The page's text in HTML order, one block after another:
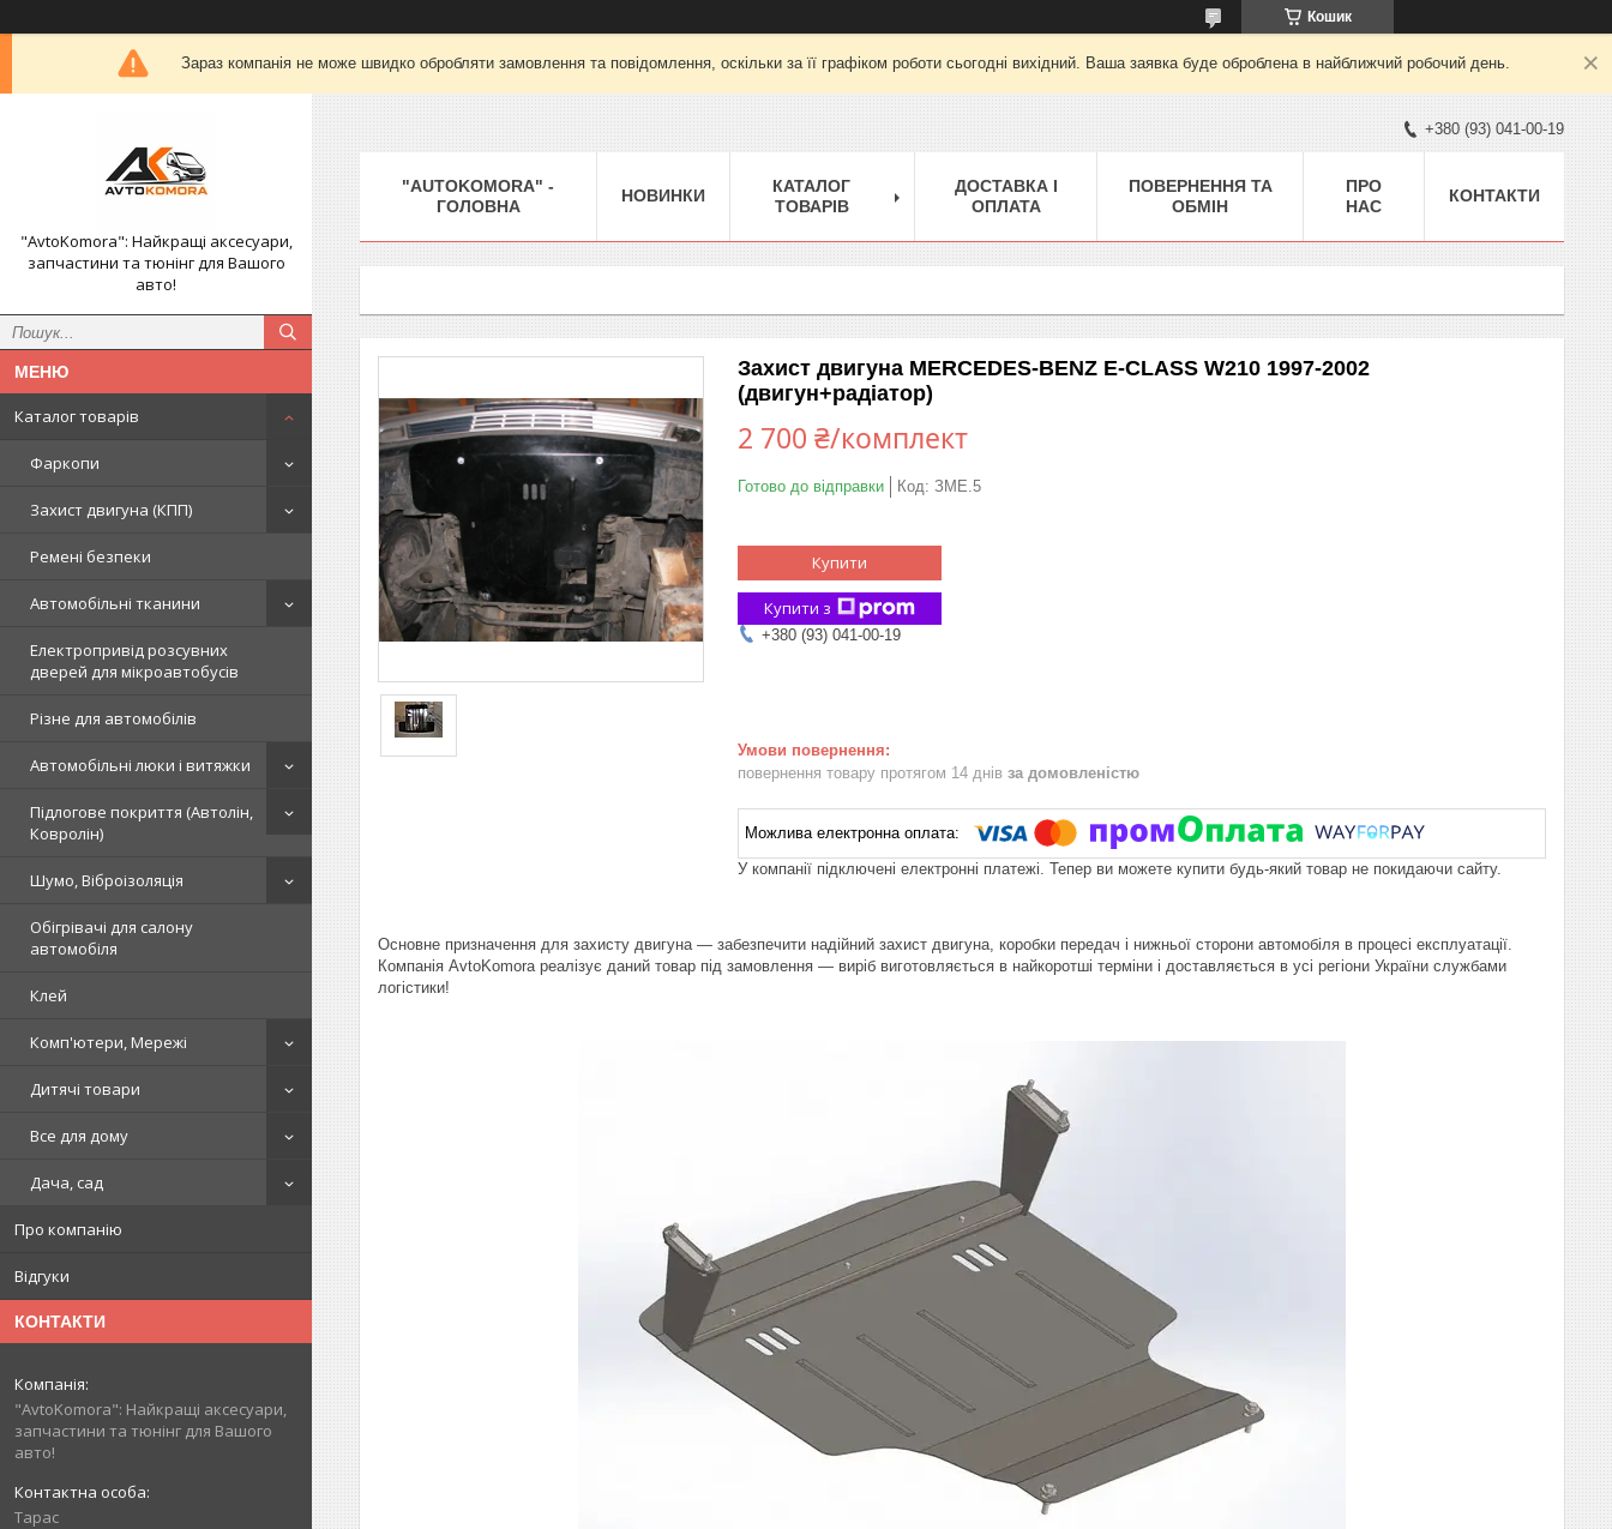
Кошик
Зараз компанія не може швидко обробляти замовлення та повідомлення, оскільки за її графіком роботи сьогодні вихідний. Ваша заявка буде оброблена в найближчий робочий день.
"AvtoKomora": Найкращі аксесуари,
запчастини та тюнінг для Вашого
авто!
Каталог товарів
Фаркопи
Захист двигуна (КПП)
Ремені безпеки
Автомобільні тканини
Електропривід розсувних
дверей для мікроавтобусів
Різне для автомобілів
Автомобільні люки і витяжки
Підлогове покриття (Автолін,
Ковролін)
Шумо, Віброізоляція
Обігрівачі для салону
автомобіля
Клей
Комп'ютери, Мережі
Дитячі товари
Все для дому
Дача, сад
Про компанію
Відгуки
КОНТАКТИ
"AvtoKomora": Найкращі аксесуари,
запчастини та тюнінг для Вашого
авто!
Тарас
+380 (93) 041-00-19
"AUTOKOMORA" -
ГОЛОВНА
НОВИНКИ
КАТАЛОГ
ТОВАРІВ
ДОСТАВКА І
ОПЛАТА
ПОВЕРНЕННЯ ТА
ОБМІН
ПРО
НАС
КОНТАКТИ
Захист двигуна MERCEDES-BENZ E-CLASS W210 1997-2002
(двигун+радіатор)
2 700 ₴/комплект
Готово до відправки Код: ЗМЕ.5
Купити
Купити з
+380 (93) 041-00-19
повернення товару протягом 14 днів за домовленістю
У компанії підключені електронні платежі. Тепер ви можете купити будь-який товар не покидаючи сайту.
Основне призначення для захисту двигуна — забезпечити надійний захист двигуна, коробки передач і нижньої сторони автомобіля в процесі експлуатації.
Компанія AvtoKomora реалізує даний товар під замовлення — виріб виготовляється в найкоротші терміни і доставляється в усі регіони України службами
логістики!